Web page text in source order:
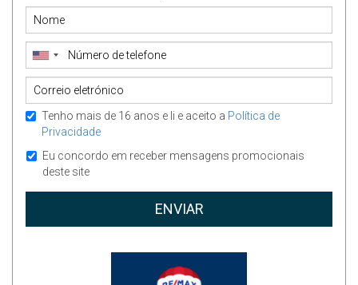
Tenho mais de 16 anos e li e aceito a Política de
Privacidade
Eu concordo em receber mensagens promocionais
deste site
ENVIAR